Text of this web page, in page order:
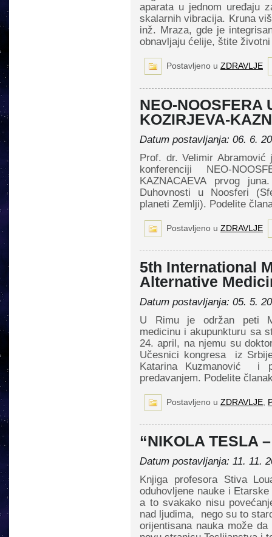
aparata u jednom uređaju
skalarnih vibracija. Kruna
inž. Mraza, gde je
obnavljaju ćelije, štite
Postavljeno u ZDRAVLJE
NEO-NOOSFERA
KOZIRJEVA-
Datum postavljanja: 06. 6.
Prof. dr. Velimir Abramović
konferenciji NEO-
KAZNACAEVA prvog
Duhovnosti u Noosferi
planeti Zemlji). Podelite
Postavljeno u ZDRAVLJE
5th International
Alternative
Datum postavljanja: 05. 5.
U Rimu je održan peti
medicinu i akupunkturu sa
24. april, na njemu su
Učesnici kongresa iz
Katarina Kuzmanović i
predavanjem. Podelite
Postavljeno u ZDRAVLJE
“NIKOLA TESLA
Datum postavljanja: 11. 11.
Knjiga profesora Stiva
oduhovljene nauke i
a to svakako nisu
nad ljudima, nego su to
orijentisana nauka može da